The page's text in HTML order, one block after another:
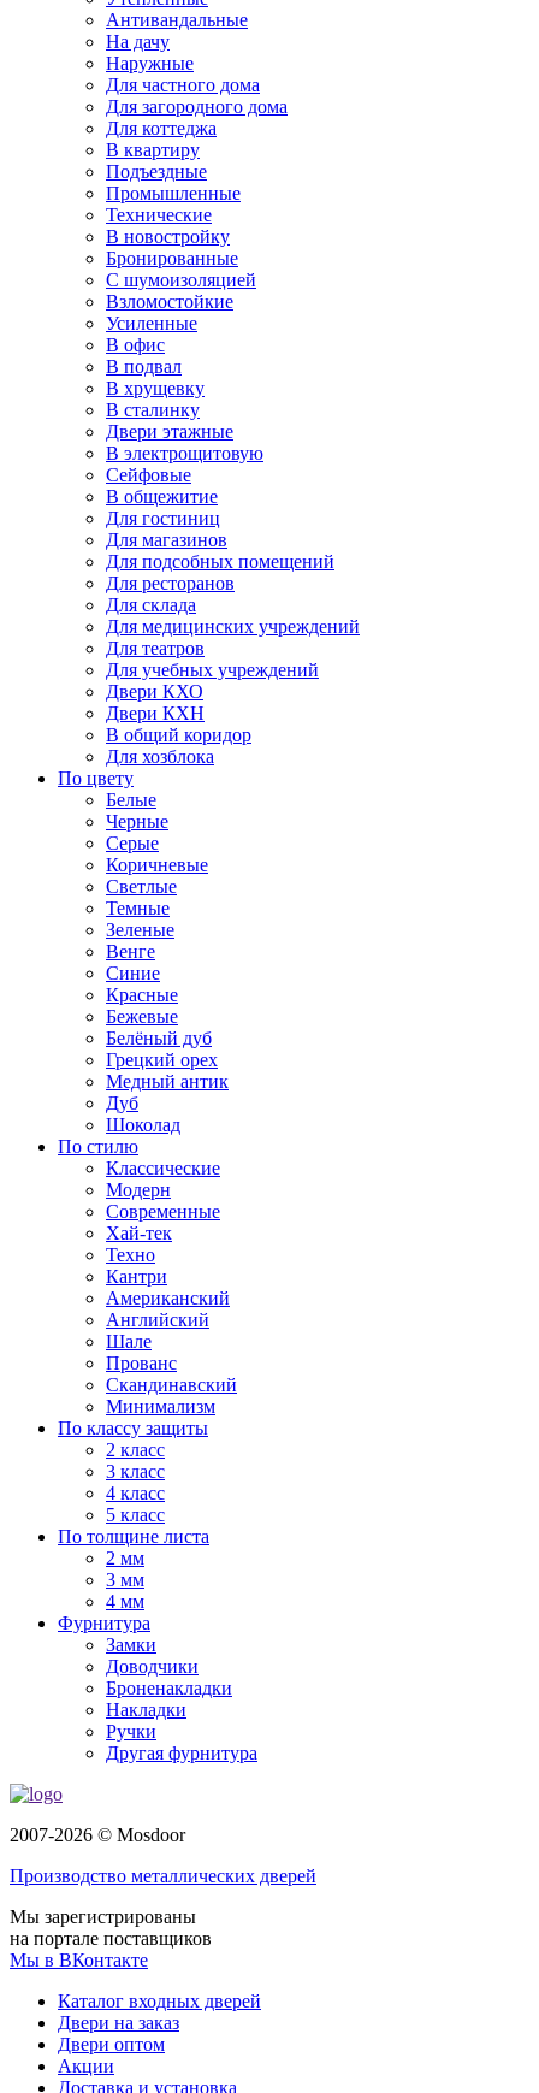
Антивандальные
На дачу
Наружные
Для частного дома
Для загородного дома
Для коттеджа
В квартиру
Подъездные
Промышленные
Технические
В новостройку
Бронированные
С шумоизоляцией
Взломостойкие
Усиленные
В офис
В подвал
В хрущевку
В сталинку
Двери этажные
В электрощитовую
Сейфовые
В общежитие
Для гостиниц
Для магазинов
Для подсобных помещений
Для ресторанов
Для склада
Для медицинских учреждений
Для театров
Для учебных учреждений
Двери КХО
Двери КХН
В общий коридор
Для хозблока
По цвету
Белые
Черные
Серые
Коричневые
Светлые
Темные
Зеленые
Венге
Синие
Красные
Бежевые
Белёный дуб
Грецкий орех
Медный антик
Дуб
Шоколад
По стилю
Классические
Модерн
Современные
Хай-тек
Техно
Кантри
Американский
Английский
Шале
Прованс
Скандинавский
Минимализм
По классу защиты
2 класс
3 класс
4 класс
5 класс
По толщине листа
2 мм
3 мм
4 мм
Фурнитура
Замки
Доводчики
Броненакладки
Накладки
Ручки
Другая фурнитура
2007-2026 © Mosdoor
Производство металлических дверей
Мы зарегистрированы
на портале поставщиков
Мы в ВКонтакте
Каталог входных дверей
Двери на заказ
Двери оптом
Акции
Доставка и установка